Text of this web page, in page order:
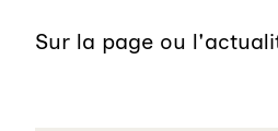
Sur la page ou